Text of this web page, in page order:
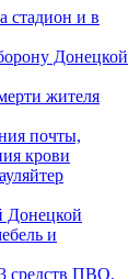
стадион и в
Донецкой
жителя
почты,
крови
Донецкой
и
средств ПВО,